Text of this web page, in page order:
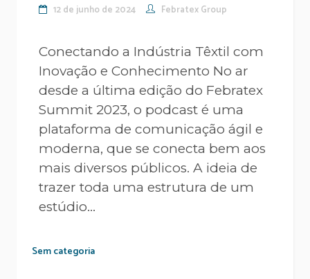
12 de junho de 2024 Febratex Group
Conectando a Indústria Têxtil com
Inovação e Conhecimento No ar
desde a última edição do Febratex
Summit 2023, o podcast é uma
plataforma de comunicação ágil e
moderna, que se conecta bem aos
mais diversos públicos. A ideia de
trazer toda uma estrutura de um
estúdio...
Sem categoria